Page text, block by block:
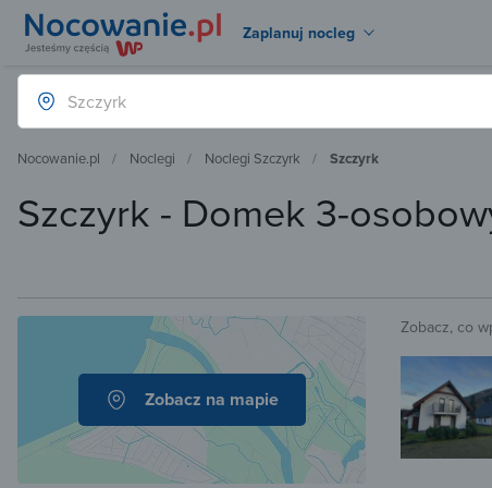
Zaplanuj nocleg
Nocowanie.pl Noclegi Noclegi Szczyrk Szczyrk
Szczyrk - Domek 3-
Zobacz, co
Zobacz na mapie